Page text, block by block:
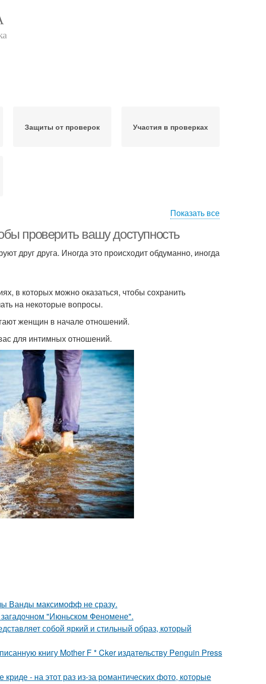
Защиты от проверок Участия в проверках
Показать все
проверить вашу доступность
друг друга. Иногда это происходит обдуманно, иногда
в которых можно оказаться, чтобы сохранить
на некоторые вопросы.
женщин в начале отношений.
для интимных отношений.
Ванды максимофф не сразу.
"Июньском Феномене".
собой яркий и стильный образ, который
книгу Mother F * Cker издательству Penguin Press
- на этот раз из-за романтических фото, которые